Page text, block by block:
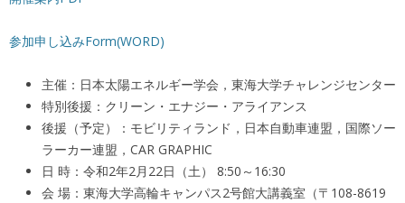
参加申し込みForm(WORD)
主催：日本太陽エネルギー学会，東海大学チャレンジセンター
特別後援：クリーン・エナジー・アライアンス
後援（予定）：モビリティランド，日本自動車連盟，国際ソー
ラーカー連盟，CAR GRAPHIC
日 時：令和2年2月22日（土） 8:50～16:30
会 場：東海大学高輪キャンパス2号館大講義室（〒108-8619